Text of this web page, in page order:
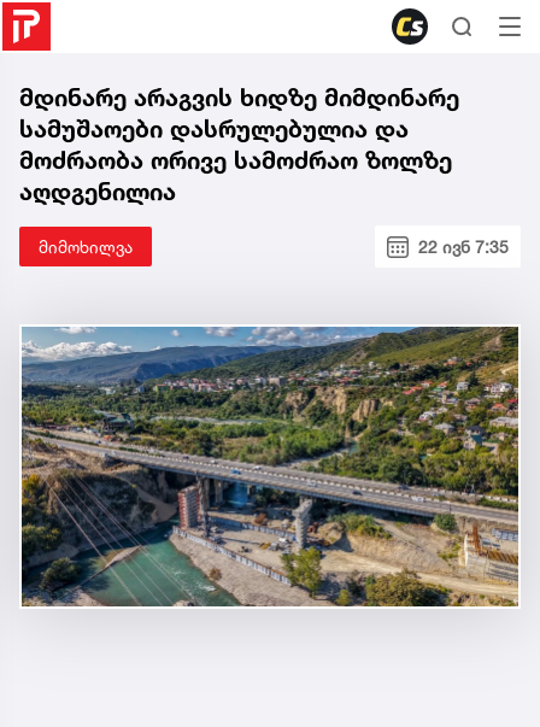
მდინარე არაგვის ხიდზე მიმდინარე
სამუშაოები დასრულებულია და
მოძრაობა ორივე სამოძრაო ზოლზე
აღდგენილია
მიმოხილვა 22 ივნ 7:35